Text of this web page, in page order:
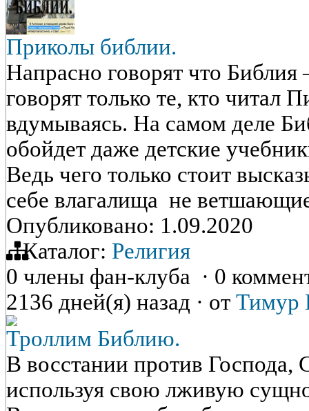
Приколы библии.
Напрасно говорят что Библия
говорят только те, кто читал
вдумываясь. На самом деле
обойдет даже детские
Ведь чего только стоит
себе влагалища не
Опубликовано: 1.09.2020
Каталог: Религия
0 члены фан-клуба · 0
2136 дней(я) назад · от Тимур
Троллим Библию.
В восстании против Господа,
используя свою лживую